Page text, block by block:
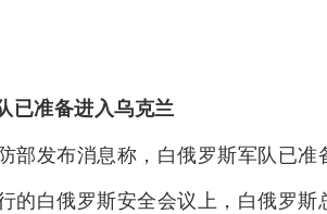
已准备进入乌克兰
部发布消息称，白俄罗斯军队已准
的白俄罗斯安全会议上，白俄罗